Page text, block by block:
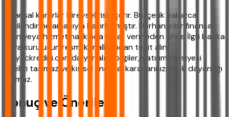
Finansal kararlar bireysel risk içerir. Bu içerik yalnızca
bilgilendirme amacıyla hazırlanmıştır. Herhangi bir finansal
ürün veya hizmet hakkında karar vermeden önce İlgili banka
veya kuruluşun resmi kanallarından teyit alın.
ihtiyackredisi.com'da yer alan bilgiler, yatırım tavsiyesi
niteliği taşımaz ve kişisel finansal kararlarınızın tek dayanağı
olamaz.
Sonuç ve Öneriler